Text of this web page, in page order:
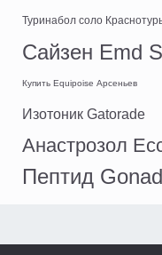
Туринабол соло
Сайзен Emd
Купить Equipoise Арсеньев
Изотоник Gatorade
Анастрозол
Пептид